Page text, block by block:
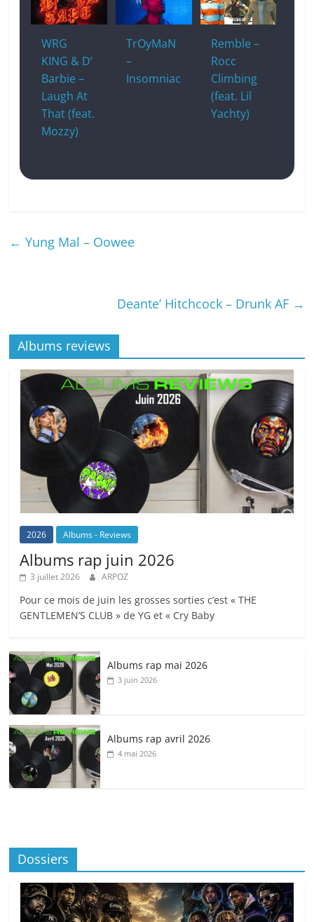
WRG
KING & D’
Barbie –
Laugh At
That (feat.
Mozzy)
TrOyMaN
–
Insomniac
Remble –
Rocc
Climbing
(feat. Lil
Yachty)
← Yung Mal – Oowee
Deante’ Hitchcock – Drunk AF →
Albums reviews
2026 Albums - Reviews
Albums rap juin 2026
3 juillet 2026 ARPOZ
Pour ce mois de juin les grosses sorties c’est « THE
GENTLEMEN’S CLUB » de YG et « Cry Baby
Albums rap mai 2026
3 juin 2026
Albums rap avril 2026
4 mai 2026
Dossiers